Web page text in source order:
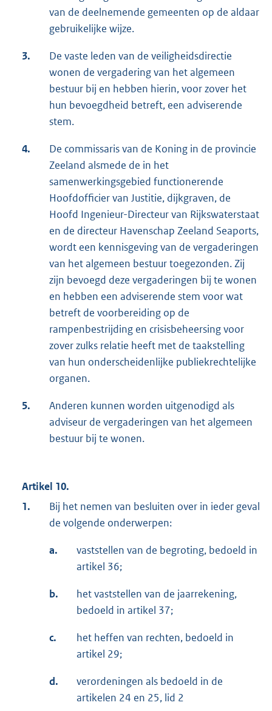
van de deelnemende gemeenten op de aldaar
gebruikelijke wijze.
3.
De vaste leden van de veiligheidsdirectie
wonen de vergadering van het algemeen
bestuur bij en hebben hierin, voor zover het
hun bevoegdheid betreft, een adviserende
stem.
4.
De commissaris van de Koning in de provincie
Zeeland alsmede de in het
samenwerkingsgebied functionerende
Hoofdofficier van Justitie, dijkgraven, de
Hoofd Ingenieur-Directeur van Rijkswaterstaat
en de directeur Havenschap Zeeland Seaports,
wordt een kennisgeving van de vergaderingen
van het algemeen bestuur toegezonden. Zij
zijn bevoegd deze vergaderingen bij te wonen
en hebben een adviserende stem voor wat
betreft de voorbereiding op de
rampenbestrijding en crisisbeheersing voor
zover zulks relatie heeft met de taakstelling
van hun onderscheidenlijke publiekrechtelijke
organen.
5.
Anderen kunnen worden uitgenodigd als
adviseur de vergaderingen van het algemeen
bestuur bij te wonen.
Artikel 10.
1.
Bij het nemen van besluiten over in ieder geval
de volgende onderwerpen:
a.
vaststellen van de begroting, bedoeld in
artikel 36;
b.
het vaststellen van de jaarrekening,
bedoeld in artikel 37;
c.
het heffen van rechten, bedoeld in
artikel 29;
d.
verordeningen als bedoeld in de
artikelen 24 en 25, lid 2